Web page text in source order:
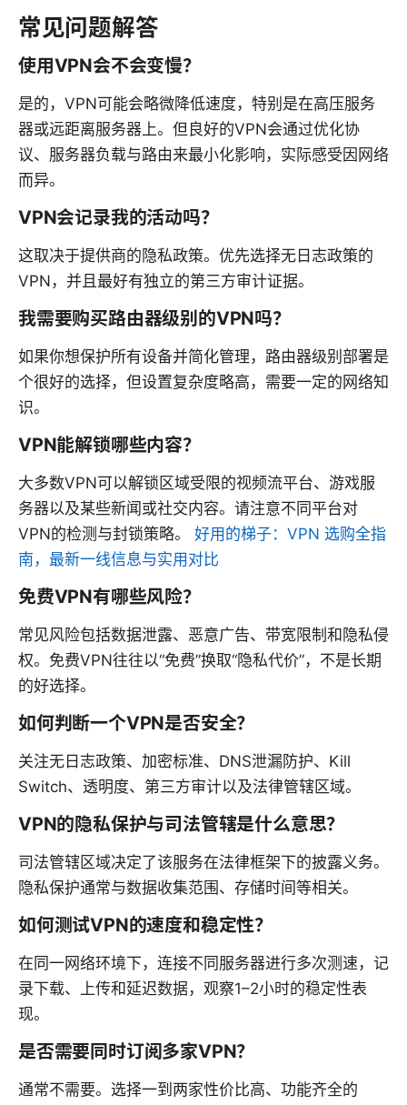
常见问题解答
使用VPN会不会变慢？
是的，VPN可能会略微降低速度，特别是在高压服务
器或远距离服务器上。但良好的VPN会通过优化协
议、服务器负载与路由来最小化影响，实际感受因网络
而异。
VPN会记录我的活动吗？
这取决于提供商的隐私政策。优先选择无日志政策的
VPN，并且最好有独立的第三方审计证据。
我需要购买路由器级别的VPN吗？
如果你想保护所有设备并简化管理，路由器级别部署是
个很好的选择，但设置复杂度略高，需要一定的网络知
识。
VPN能解锁哪些内容？
大多数VPN可以解锁区域受限的视频流平台、游戏服
务器以及某些新闻或社交内容。请注意不同平台对
VPN的检测与封锁策略。 好用的梯子：VPN 选购全指
南，最新一线信息与实用对比
免费VPN有哪些风险？
常见风险包括数据泄露、恶意广告、带宽限制和隐私侵
权。免费VPN往往以“免费”换取“隐私代价”，不是长期
的好选择。
如何判断一个VPN是否安全？
关注无日志政策、加密标准、DNS泄漏防护、Kill
Switch、透明度、第三方审计以及法律管辖区域。
VPN的隐私保护与司法管辖是什么意思？
司法管辖区域决定了该服务在法律框架下的披露义务。
隐私保护通常与数据收集范围、存储时间等相关。
如何测试VPN的速度和稳定性？
在同一网络环境下，连接不同服务器进行多次测速，记
录下载、上传和延迟数据，观察1–2小时的稳定性表
现。
是否需要同时订阅多家VPN？
通常不需要。选择一到两家性价比高、功能齐全的